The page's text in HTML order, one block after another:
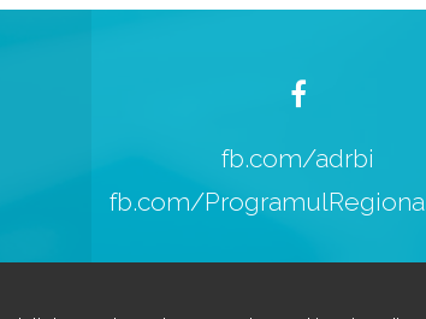
fb.com/adrbi
fb.com/